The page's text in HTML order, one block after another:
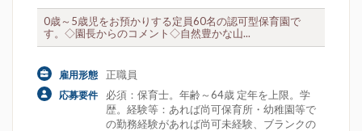
0歳～5歳児をお預かりする定員60名の認可型保育園で
す。◇園長からのコメント◇自然豊かな山...
雇用形態 正職員
応募要件
必須：保育士。年齢～64歳 定年を上限。学
歴。経験等：あれば尚可保育所・幼稚園等で
の勤務経験があれば尚可未経験、ブランクの